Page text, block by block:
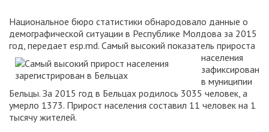
Национальное бюро статистики обнародовало данные о
демографической ситуации в Республике Молдова за 2015
год, передает esp.md. Самый высокий показатель прироста
населения
зафиксирован
в муниципии
Бельцы. За 2015 год в Бельцах родилось 3035 человек, а
умерло 1373. Прирост населения составил 11 человек на 1
тысячу жителей.